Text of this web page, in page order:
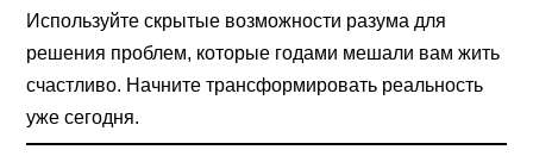
Используйте скрытые возможности разума для
решения проблем, которые годами мешали вам жить
счастливо. Начните трансформировать реальность
уже сегодня.